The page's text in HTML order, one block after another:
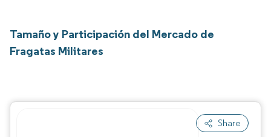
Tamaño y Participación del Mercado de
Fragatas Militares
Share